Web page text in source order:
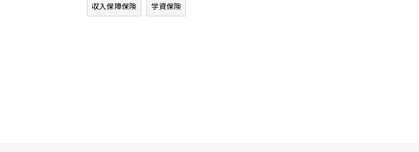
収入保障保険 学資保険